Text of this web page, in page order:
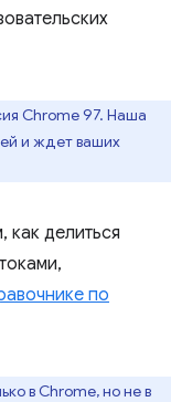
Chrome 97. Наша
и ждет ваших
делиться
по
в Chrome, но не в